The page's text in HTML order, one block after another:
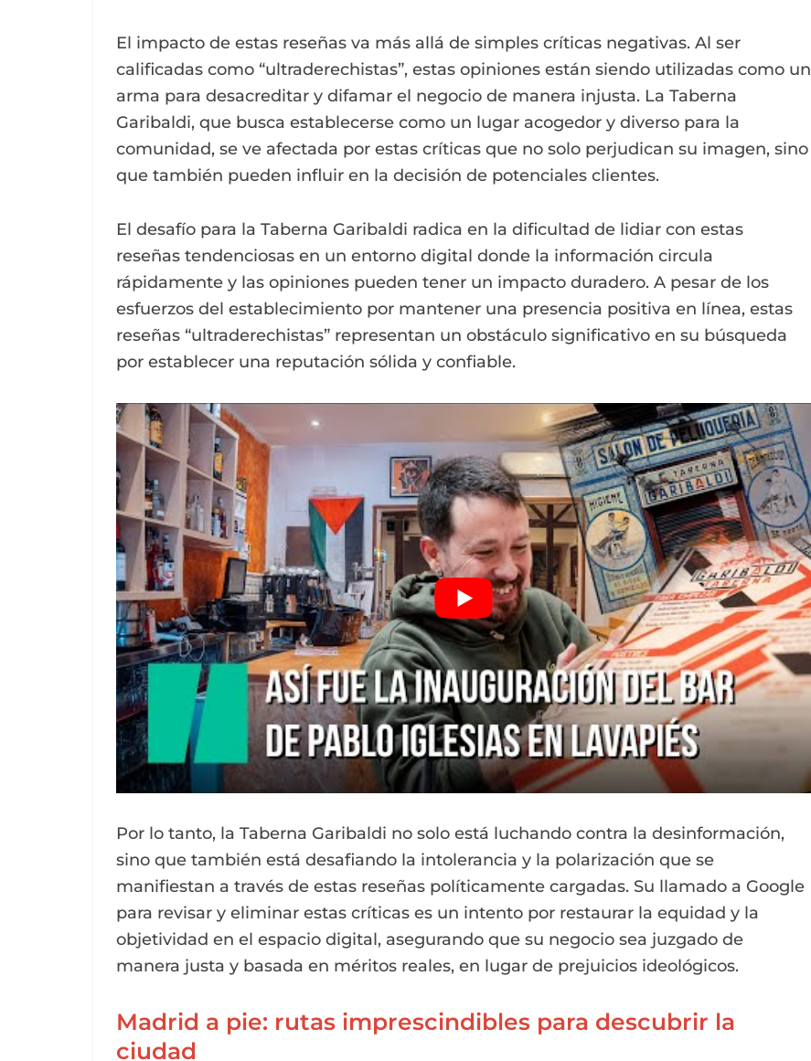
El impacto de estas reseñas va más allá de simples críticas negativas. Al ser
calificadas como “ultraderechistas”, estas opiniones están siendo utilizadas como un
arma para desacreditar y difamar el negocio de manera injusta. La Taberna
Garibaldi, que busca establecerse como un lugar acogedor y diverso para la
comunidad, se ve afectada por estas críticas que no solo perjudican su imagen, sino
que también pueden influir en la decisión de potenciales clientes.
El desafío para la Taberna Garibaldi radica en la dificultad de lidiar con estas
reseñas tendenciosas en un entorno digital donde la información circula
rápidamente y las opiniones pueden tener un impacto duradero. A pesar de los
esfuerzos del establecimiento por mantener una presencia positiva en línea, estas
reseñas “ultraderechistas” representan un obstáculo significativo en su búsqueda
por establecer una reputación sólida y confiable.
Por lo tanto, la Taberna Garibaldi no solo está luchando contra la desinformación,
sino que también está desafiando la intolerancia y la polarización que se
manifiestan a través de estas reseñas políticamente cargadas. Su llamado a Google
para revisar y eliminar estas críticas es un intento por restaurar la equidad y la
objetividad en el espacio digital, asegurando que su negocio sea juzgado de
manera justa y basada en méritos reales, en lugar de prejuicios ideológicos.
Madrid a pie: rutas imprescindibles para descubrir la
ciudad